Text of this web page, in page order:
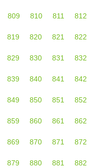
809 810 811 812
819 820 821 822
829 830 831 832
839 840 841 842
849 850 851 852
859 860 861 862
869 870 871 872
879 880 881 882